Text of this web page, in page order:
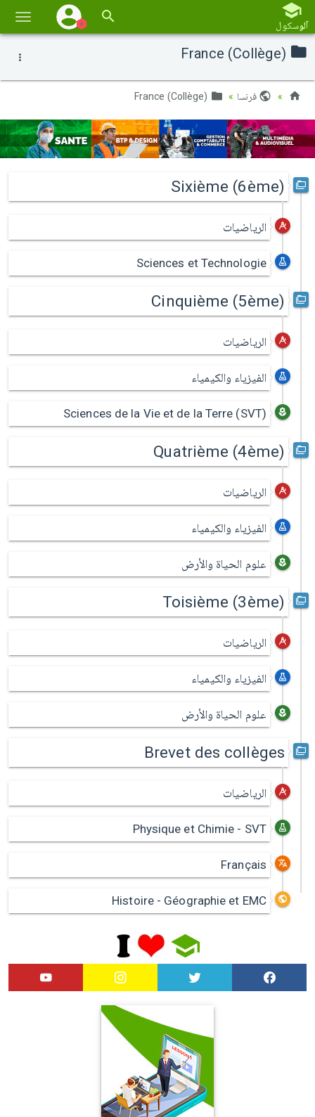
تبديل
آلوسكول
فرنسا
Sixième (6ème)
الرياضيات
Sciences et Technologie
Cinquième (5ème)
الرياضيات
الفيزياء والكيمياء
Sciences de la Vie et de la Terre (SVT)
Quatrième (4ème)
الرياضيات
الفيزياء والكيمياء
علوم الحياة والأرض
Toisième (3ème)
الرياضيات
الفيزياء والكيمياء
علوم الحياة والأرض
Brevet des collèges
الرياضيات
Physique et Chimie - SVT
Français
Histoire - Géographie et EMC